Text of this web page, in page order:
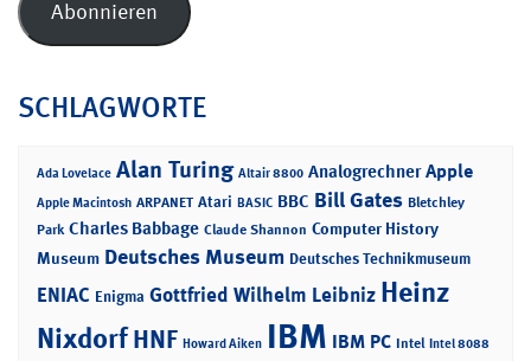
Abonnieren
SCHLAGWORTE
Ada Lovelace Alan Turing Altair 8800 Analogrechner Apple
Apple Macintosh ARPANET Atari BASIC BBC Bill Gates Bletchley
Park Charles Babbage Claude Shannon Computer History
Museum Deutsches Museum Deutsches Technikmuseum
ENIAC Enigma Gottfried Wilhelm Leibniz Heinz
NixdorfHNF Howard Aiken IBM IBM PC Intel Intel 8088